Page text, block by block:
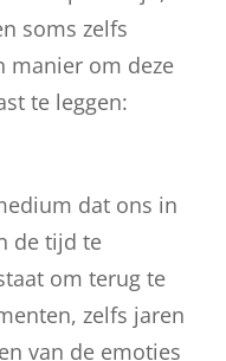
soms zelfs
manier om deze
te leggen:
dat ons in
de tijd te
om terug te
zelfs jaren
van de emoties